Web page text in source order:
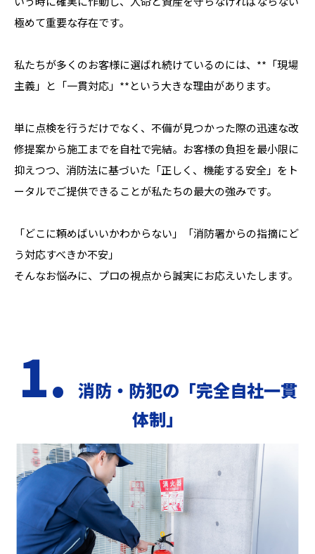
極めて重要な存在です。
私たちが多くのお客様に選ばれ続けているのには、**「現場
主義」と「一貫対応」**という大きな理由があります。
単に点検を行うだけでなく、不備が見つかった際の迅速な改
修提案から施工までを自社で完結。お客様の負担を最小限に
抑えつつ、消防法に基づいた「正しく、機能する安全」をト
ータルでご提供できることが私たちの最大の強みです。
「どこに頼めばいいかわからない」「消防署からの指摘にど
う対応すべきか不安」
そんなお悩みに、プロの視点から誠実にお応えいたします。
1. 消防・防犯の「完全自社一貫
体制」